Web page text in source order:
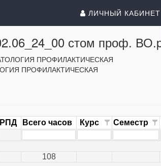
ЛИЧНЫЙ КАБИНЕТ
стом проф.
ПРОФИЛАКТИЧЕСКАЯ
ПРОФИЛАКТИЧЕСКАЯ
РПД Всего часов Курс Семестр
108